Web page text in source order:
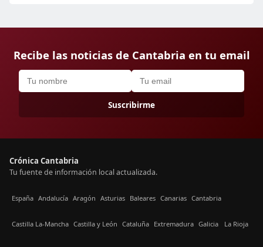
Recibe las noticias de Cantabria en tu email
Suscribirme
Crónica Cantabria
Tu fuente de información local actualizada.
España Andalucía Aragón Asturias Baleares Canarias Cantabria
Castilla La-Mancha Castilla y León Cataluña Extremadura Galicia La Rioja